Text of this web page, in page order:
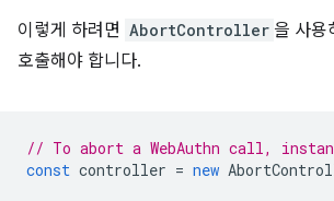
이렇게 하려면 AbortController 을 사용
호출해야 합니다.
// To abort a WebAuthn call,
const controller = new